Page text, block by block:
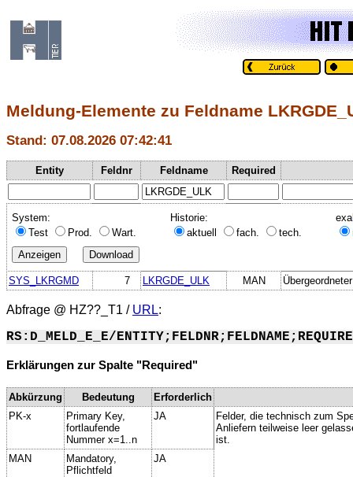
Meldung-Elemente zu Feldname
Stand: 07.08.2026 07:42:41
Entity Feldnr Feldname Required
System:
Test
Prod. Wart.
Historie:
aktuell
fach. tech.
SYS_LKRGMD 7 LKRGDE_ULK MAN
Abfrage @ HZ??_T1 / URL:
RS:D_MELD_E_E/
Erklärungen zur Spalte "Required"
Abkürzung Bedeutung
Erforderlich
PK-x
Primary Key,
fortlaufende
Nummer x=1..n
JA
Felder, die technisch zum
Anliefern teilweise leer
ist.
MAN
Mandatory,
Pflichtfeld
JA